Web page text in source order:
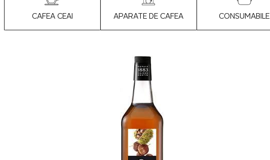
CAFEA CEAI APARATE DE CAFEA CONSUMABILE